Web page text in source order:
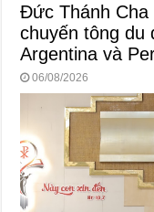
Đức Thánh Cha
chuyến tông du
Argentina và
06/08/2026